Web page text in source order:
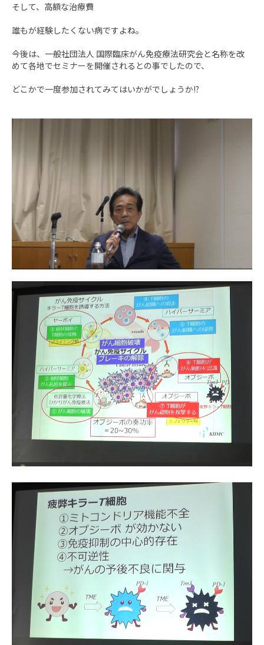
そして、高額な治療費
誰もが経験したくない病ですよね。
今後は、一般社団法人 国際臨床がん免疫療法研究会と名称を改
めて各地でセミナーを開催されるとの事でしたので、
どこかで一度参加されてみてはいかがでしょうか!?